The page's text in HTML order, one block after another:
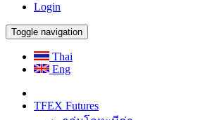
Login
Toggle navigation
Thai
Eng
TFEX Futures